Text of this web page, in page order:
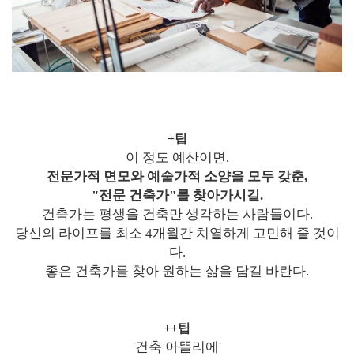
+팁
이 정도 예산이면,
전문가적 면모와 예술가적 소양을 모두 갖춘,
"전문 건축가"를 찾아가시길.
건축가는 평생을 건축만 생각하는 사람들이다.
당신의 라이프를 최소 4개월간 치열하게 고민해 줄 것이
다.
좋은 건축가를 찾아 원하는 삶을 담길 바란다.
++팁
'건축 아뜰리에'